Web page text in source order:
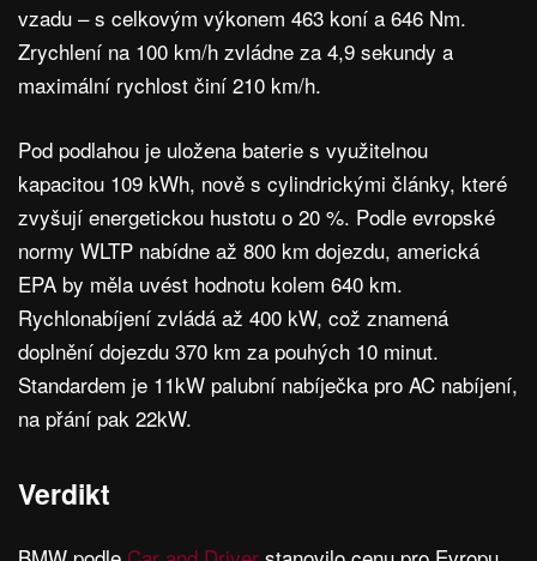
vzadu – s celkovým výkonem 463 koní a 646 Nm.
Zrychlení na 100 km/h zvládne za 4,9 sekundy a
maximální rychlost činí 210 km/h.
Pod podlahou je uložena baterie s využitelnou
kapacitou 109 kWh, nově s cylindrickými články, které
zvyšují energetickou hustotu o 20 %. Podle evropské
normy WLTP nabídne až 800 km dojezdu, americká
EPA by měla uvést hodnotu kolem 640 km.
Rychlonabíjení zvládá až 400 kW, což znamená
doplnění dojezdu 370 km za pouhých 10 minut.
Standardem je 11kW palubní nabíječka pro AC nabíjení,
na přání pak 22kW.
Verdikt